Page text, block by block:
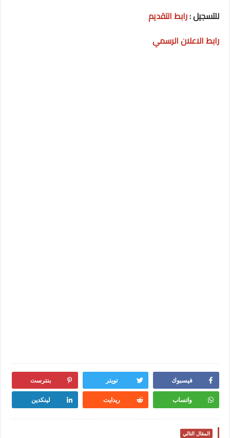
للتسجيل :رابط التقديم
رابط الاعلان الرسمي
فيسبوك تويتر بنترست
واتساب ريدايت لينكدين
المقال التالي